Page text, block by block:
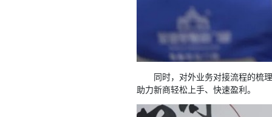
同时，对外业务对接流程的梳
助力新商轻松上手、快速盈利。